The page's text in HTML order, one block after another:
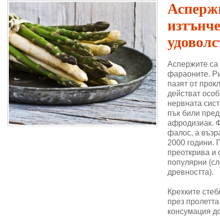
Аспержите
фараоните.
пазят от
действат
нервната
пък били
афродизиак.
фалос, а
2000 години.
преоткрива и
популярни
древността).
Крехките
през
консумация